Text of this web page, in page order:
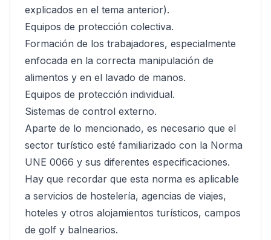
explicados en el tema anterior).
Equipos de protección colectiva.
Formación de los trabajadores, especialmente
enfocada en la correcta manipulación de
alimentos y en el lavado de manos.
Equipos de protección individual.
Sistemas de control externo.
Aparte de lo mencionado, es necesario que el
sector turístico esté familiarizado con la Norma
UNE 0066 y sus diferentes especificaciones.
Hay que recordar que esta norma es aplicable
a servicios de hostelería, agencias de viajes,
hoteles y otros alojamientos turísticos, campos
de golf y balnearios.